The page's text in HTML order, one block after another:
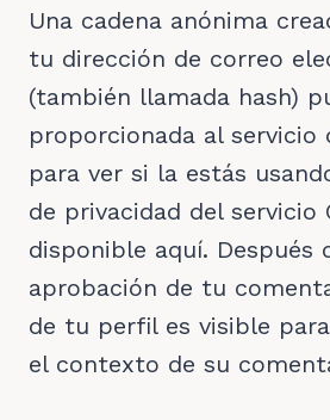
Una cadena anónima
tu dirección de correo
(también llamada hash)
proporcionada al servicio
para ver si la estás
de privacidad del servicio
disponible aquí. Después
aprobación de tu
de tu perfil es visible
el contexto de su